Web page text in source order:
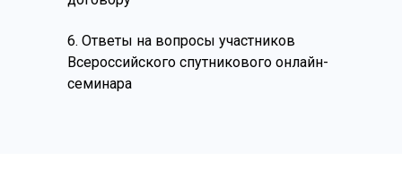
6. Ответы на вопросы участников
Всероссийского спутникового онлайн-
семинара